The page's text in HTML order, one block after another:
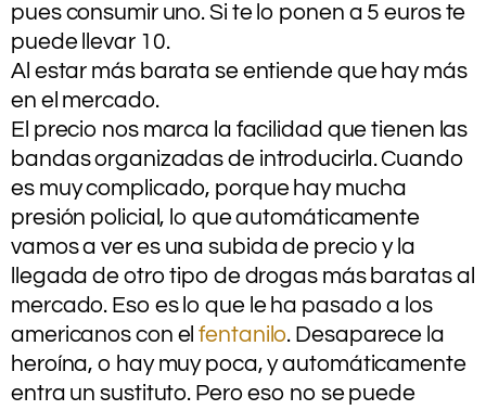
pues consumir uno. Si te lo ponen a 5 euros te
puede llevar 10.
Al estar más barata se entiende que hay más
en el mercado.
El precio nos marca la facilidad que tienen las
bandas organizadas de introducirla. Cuando
es muy complicado, porque hay mucha
presión policial, lo que automáticamente
vamos a ver es una subida de precio y la
llegada de otro tipo de drogas más baratas al
mercado. Eso es lo que le ha pasado a los
americanos con elfentanilo. Desaparece la
heroína, o hay muy poca, y automáticamente
entra un sustituto. Pero eso no se puede